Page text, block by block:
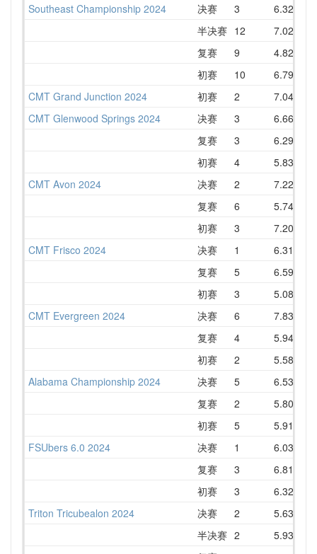
Southeast Championship 2024
决赛 3 6.32
半决赛 12 7.02
复赛
9 4.82
初赛
10 6.79
CMT Grand Junction 2024
初赛 2 7.04
CMT Glenwood Springs 2024
决赛 3 6.66
复赛
3 6.29
初赛
4 5.83
CMT Avon 2024
决赛 2 7.22
复赛
6 5.74
初赛
3 7.20
CMT Frisco 2024
决赛 1 6.31
复赛
5 6.59
初赛
3 5.08
CMT Evergreen 2024
决赛 6 7.83
复赛
4 5.94
初赛
2 5.58
Alabama Championship 2024
决赛 5 6.53
复赛
2 5.80
初赛
5 5.91
FSUbers 6.0 2024
决赛 1 6.03
复赛
3 6.81
初赛
3 6.32
Triton Tricubealon 2024
决赛 2 5.63
半决赛 2 5.93